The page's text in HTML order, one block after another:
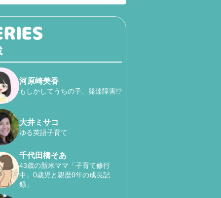
河原崎美香
もしかしてうちの子、発達障害!?
大井ミサコ
ゆる英語子育て
千代田橋そあ
43歳の新米ママ「子育て修行
中」0歳児と親歴0年の成長記
録」